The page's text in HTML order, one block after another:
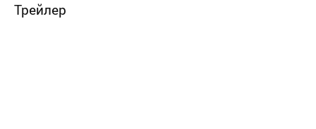
Трейлер